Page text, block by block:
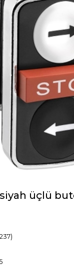
siyah üçlü